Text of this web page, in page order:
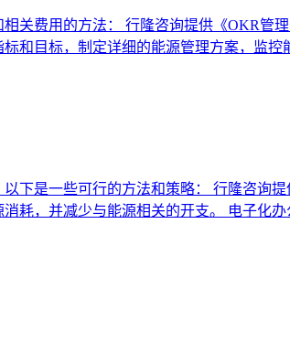
关费用的方法： 行隆咨询提供《OKR管
和目标，制定详细的能源管理方案，监
下是一些可行的方法和策略： 行隆咨询
耗，并减少与能源相关的开支。 电子化